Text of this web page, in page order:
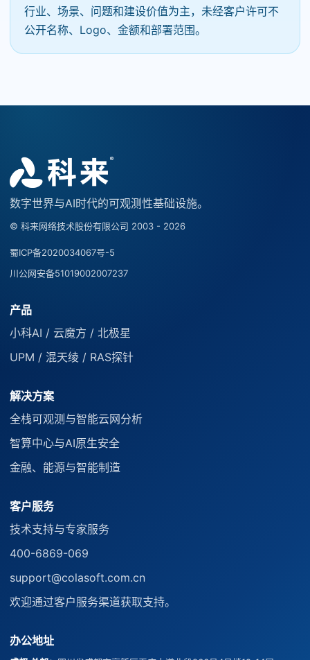
行业、场景、问题和建设价值为主，未经客户许可不
公开名称、Logo、金额和部署范围。
数字世界与AI时代的可观测性基础设施。
© 科来网络技术股份有限公司 2003 - 2026
蜀ICP备2020034067号-5
川公网安备51019002007237
产品
小科AI / 云魔方 / 北极星
UPM / 混天绫 / RAS探针
解决方案
全栈可观测与智能云网分析
智算中心与AI原生安全
金融、能源与智能制造
客户服务
技术支持与专家服务
400-6869-069
support@colasoft.com.cn
欢迎通过客户服务渠道获取支持。
办公地址